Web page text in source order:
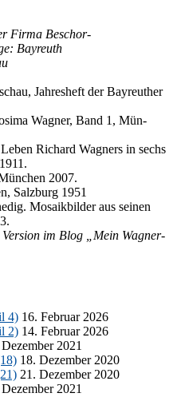
Fir­ma Be­schor­
Bay­reuth
Jah­res­heft der Bay­reu­ther
Wag­ner, Band 1, Mün­
Ri­chard Wag­ners in sechs
2007.
Salz­burg 1951
Mo­sa­ik­bil­der aus sei­nen
im Blog „Mein Wag­ner-
4) 16. Fe­bru­ar 2026
2) 14. Fe­bru­ar 2026
2021
18. De­zem­ber 2020
21. De­zem­ber 2020
2021